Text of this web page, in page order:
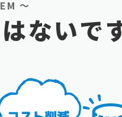
～
ないで